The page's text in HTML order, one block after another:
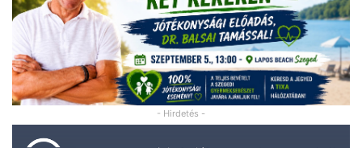
- Hirdetés -